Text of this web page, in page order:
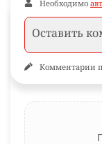
Необходимо
Комментарии